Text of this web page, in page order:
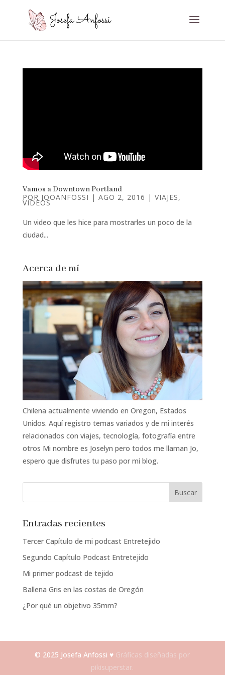
Vamos a Downtown Portland
POR JOOANFOSSI | AGO 2, 2016 | VIAJES,
VIDEOS
Un video que les hice para mostrarles un poco de la
ciudad...
Acerca de mí
Chilena actualmente viviendo en Oregon, Estados
Unidos. Aquí registro temas variados y de mi interés
relacionados con viajes, tecnología, fotografía entre
otros Mi nombre es Joselyn pero todos me llaman Jo,
espero que disfrutes tu paso por mi blog.
Entradas recientes
Tercer Capítulo de mi podcast Entretejido
Segundo Capítulo Podcast Entretejido
Mi primer podcast de tejido
Ballena Gris en las costas de Oregón
¿Por qué un objetivo 35mm?
© 2025 Josefa Anfossi ♥ Gráficas diseñadas por
pikisuperstar.